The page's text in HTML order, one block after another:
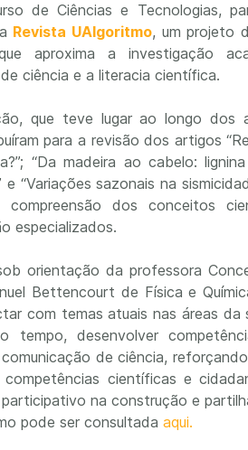
de Ciências e Tecnologias,
Revista UAlgoritmo, um projeto
aproxima a investigação
ciência e a literacia científica.
que teve lugar ao longo dos
para a revisão dos artigos
“Da madeira ao cabelo:
“Variações sazonais na
compreensão dos conceitos
especializados.
orientação da professora
Bettencourt de Física e
com temas atuais nas áreas
tempo, desenvolver
de ciência,
científicas e
participativo na construção e
pode ser consultada aqui.